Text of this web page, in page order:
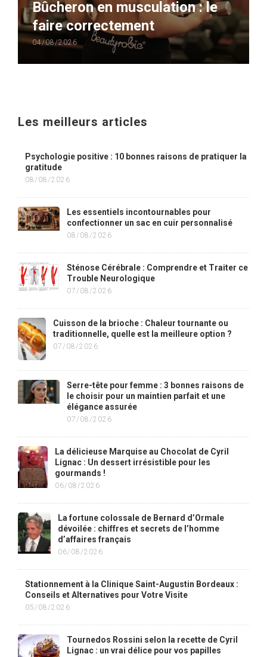
Bûcheron en musculation : le
faire correctement
04/08/2026
Les meilleurs articles
Psychologie positive : 10 bonnes raisons de pratiquer la
gratitude
08/08/2026
Les essentiels incontournables pour
confectionner un sac en cuir personnalisé
08/08/2026
Sténose Cérébrale : Comprendre et Traiter ce
Trouble Neurologique
07/08/2026
Cuisson de la brioche : Chaleur tournante ou
traditionnelle, quelle est la meilleure option ?
07/08/2026
Serre-tête pour femme : 3 bonnes raisons de
le choisir pour un maintien parfait et une
élégance assurée
07/08/2026
La délicieuse Marquise au Chocolat de Cyril
Lignac : Un dessert irrésistible pour les
gourmands !
06/08/2026
La fortune colossale de Bernard d’Ormale
dévoilée : chiffres et secrets de l’homme
d’affaires français
06/08/2026
Stationnement à la Clinique Saint-Augustin Bordeaux :
Conseils et Alternatives pour Votre Visite
05/08/2026
Tournedos Rossini selon la recette de Cyril
Lignac : un vrai délice pour vos papilles